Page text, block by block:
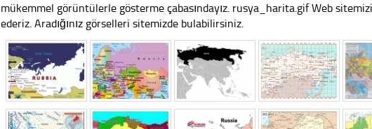
mükemmel görüntülerle gösterme çabasındayız. rusya_harita.gif Web
ederiz. Aradığınız görselleri sitemizde bulabilirsiniz.